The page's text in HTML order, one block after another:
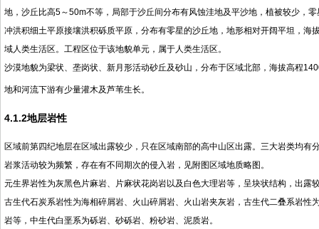
地，沙丘比高5～50m不等，局部于沙丘间分布有风蚀洼地及平沙地，植被较少，零
冲洪积细土平原接壤洪积砾质平原，分布有零星的沙丘地，地形相对开阔平坦，
域人类生活区。工程区位于该地貌单元，属于人类生活区。
沙漠地貌为梁状、垄岗状、新月形活动砂丘及砂山，分布于区域北部，海拔高程
地和河流下游有少量灌木及芦苇生长。
4.1.2地层岩性
区域前第四纪地层在区域出露较少，只在区域南部的高中山区出露。三大岩类均
岩浆活动较为频繁，存在有不同期次的侵入岩，见附图区域地质略图。
元生界岩性为灰黑色片麻岩、片麻状花岗岩以及白色大理岩等，呈块状结构，出
古生代石炭系岩性为海相碎屑岩、火山碎屑岩、火山岩夹灰岩，古生代二叠系岩
岩等，中生代白垩系为砾岩、砂砾岩、粉砂岩、泥质岩。